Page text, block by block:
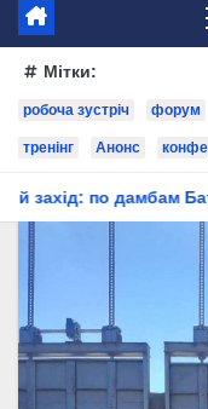
Мітки:
робоча зустріч форум
тренінг Анонс
системи –